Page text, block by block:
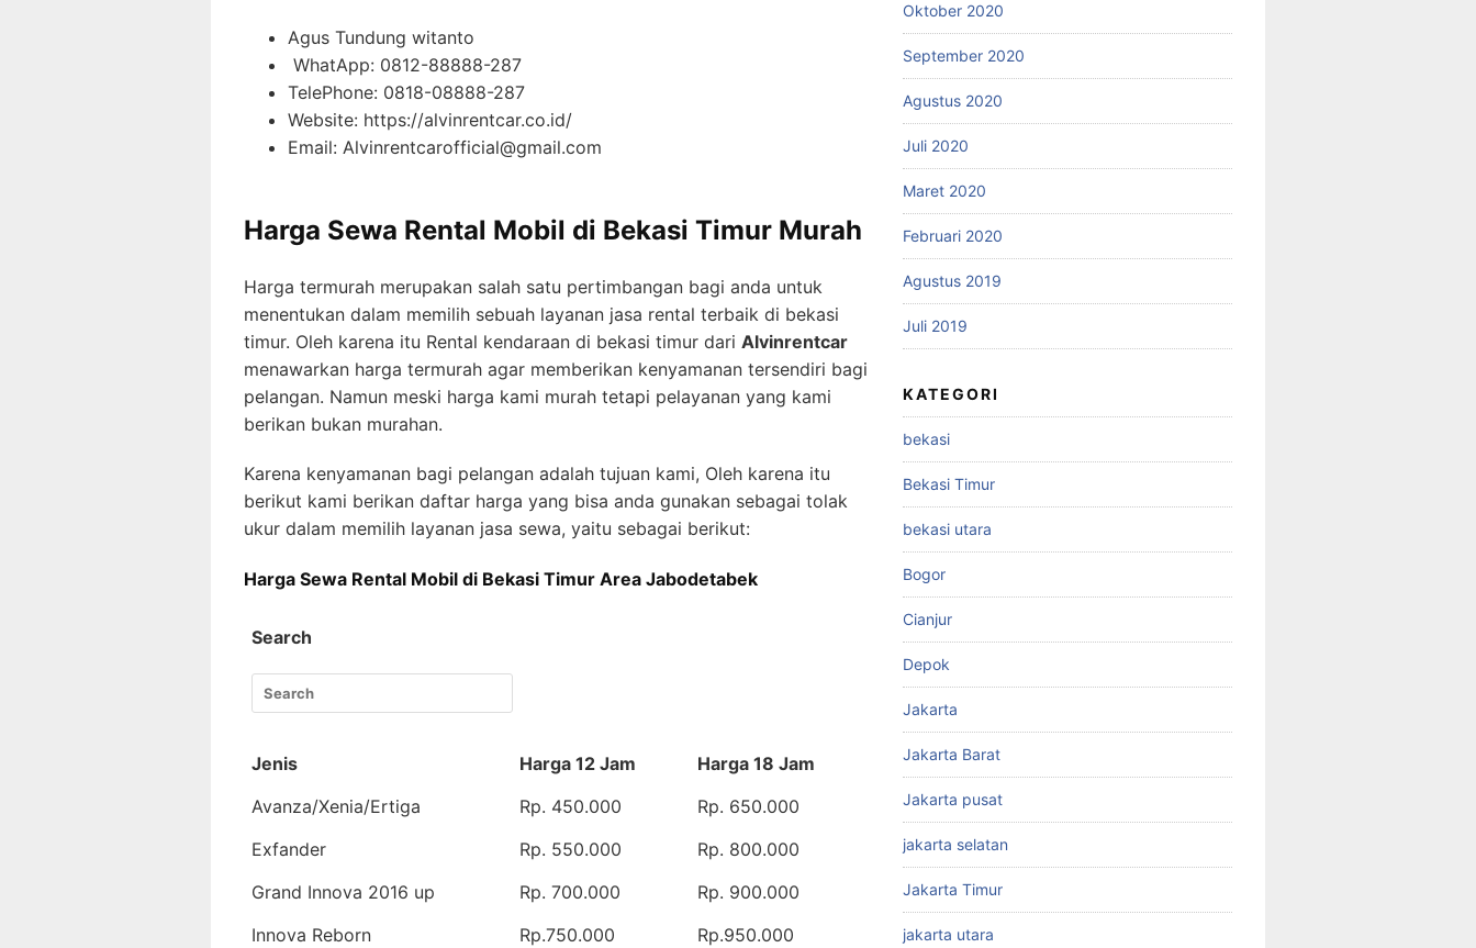
Agus Tundung witanto
WhatApp: 0812-88888-287
TelePhone: 0818-08888-287
Website: https://alvinrentcar.co.id/
Email: Alvinrentcarofficial@gmail.com
Harga Sewa Rental Mobil di Bekasi Timur Murah
Harga termurah merupakan salah satu pertimbangan bagi anda untuk
menentukan dalam memilih sebuah layanan jasa rental terbaik di bekasi
timur. Oleh karena itu Rental kendaraan di bekasi timur dari Alvinrentcar
menawarkan harga termurah agar memberikan kenyamanan tersendiri bagi
pelangan. Namun meski harga kami murah tetapi pelayanan yang kami
berikan bukan murahan.
Karena kenyamanan bagi pelangan adalah tujuan kami, Oleh karena itu
berikut kami berikan daftar harga yang bisa anda gunakan sebagai tolak
ukur dalam memilih layanan jasa sewa, yaitu sebagai berikut:
Harga Sewa Rental Mobil di Bekasi Timur Area Jabodetabek
Search
Jenis Harga 12 Jam
Harga 18 Jam
Avanza/Xenia/Ertiga
Rp. 450.000
Rp. 650.000
Exfander
Rp. 550.000
Rp. 800.000
Grand Innova 2016 up
Rp. 700.000
Rp. 900.000
Innova Reborn
Rp.750.000
Rp.950.000
Oktober 2020
September 2020
Agustus 2020
Juli 2020
Maret 2020
Februari 2020
Agustus 2019
Juli 2019
KATEGORI
bekasi
Bekasi Timur
bekasi utara
Bogor
Cianjur
Depok
Jakarta
Jakarta Barat
Jakarta pusat
jakarta selatan
Jakarta Timur
jakarta utara